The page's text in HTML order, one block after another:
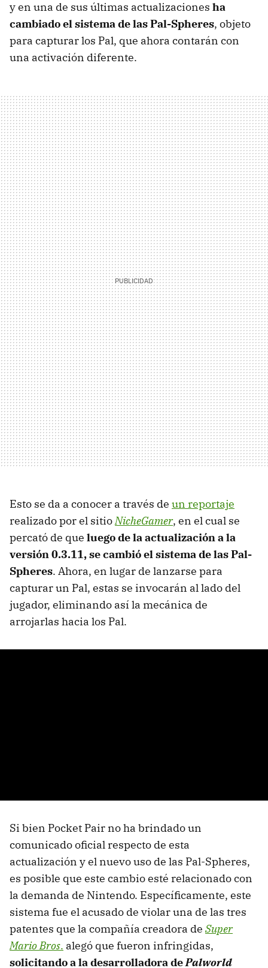
y en una de sus últimas actualizaciones ha
cambiado el sistema de las Pal-Spheres, objeto
para capturar los Pal, que ahora contarán con
una activación diferente.
Esto se da a conocer a través de un reportaje
realizado por el sitioNicheGamer, en el cual se
percató de que luego de la actualización a la
versión 0.3.11, se cambió el sistema de las Pal-
Spheres. Ahora, en lugar de lanzarse para
capturar un Pal, estas se invocarán al lado del
jugador, eliminando así la mecánica de
arrojarlas hacia los Pal.
Si bien Pocket Pair no ha brindado un
comunicado oficial respecto de esta
actualización y el nuevo uso de las Pal-Spheres,
es posible que este cambio esté relacionado con
la demanda de Nintendo. Específicamente, este
sistema fue el acusado de violar una de las tres
patentes que la compañía creadora de Super
Mario Bros. alegó que fueron infringidas,
solicitando a la desarrolladora dePalworld